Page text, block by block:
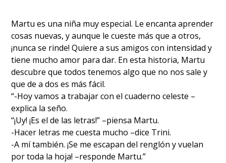
Martu es una niña muy especial. Le encanta aprender
cosas nuevas, y aunque le cueste más que a otros,
¡nunca se rinde! Quiere a sus amigos con intensidad y
tiene mucho amor para dar. En esta historia, Martu
descubre que todos tenemos algo que no nos sale y
que de a dos es más fácil.
“-Hoy vamos a trabajar con el cuaderno celeste –
explica la seño.
“¡Uy! ¡Es el de las letras!” –piensa Martu.
-Hacer letras me cuesta mucho –dice Trini.
-A mí también. ¡Se me escapan del renglón y vuelan
por toda la hoja! –responde Martu.”